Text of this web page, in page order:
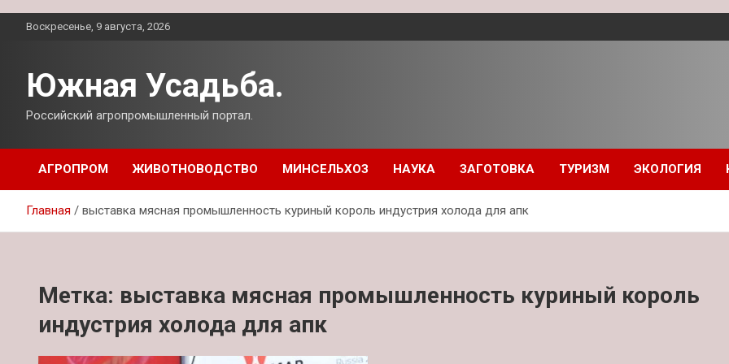
ПерейтиВоскресенье, 9 августа, 2026
Южная Усадьба.
Российский агропромышленный портал.
АГРОПРОМ ЖИВОТНОВОДСТВО МИНСЕЛЬХОЗ НАУКА ЗАГОТОВКА ТУРИЗМ ЭКОЛОГИЯ
Главная выставка мясная промышленность куриный король индустрия холода для апк
Метка: выставка мясная промышленность куриный король
индустрия холода для апк